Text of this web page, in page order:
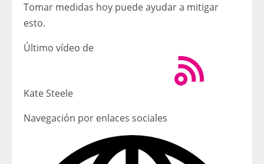
Tomar medidas hoy puede ayudar a mitigar
esto.
Último vídeo de
Kate Steele
Navegación por enlaces sociales